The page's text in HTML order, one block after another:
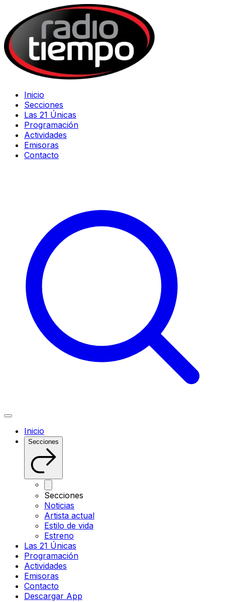
Inicio
Secciones
Las 21 Únicas
Programación
Actividades
Emisoras
Contacto
Inicio
Secciones
Secciones
Noticias
Artista actual
Estilo de vida
Estreno
Las 21 Únicas
Programación
Actividades
Emisoras
Contacto
Descargar App